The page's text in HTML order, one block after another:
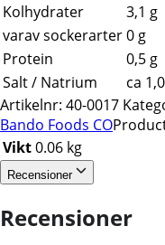
Kolhydrater
3,1 g
varav sockerarter0 g
Protein
0,5 g
Salt / Natrium
ca
Artikelnr: 40-0017
Bando Foods CO
Vikt0.06 kg
Recensioner
Recensioner